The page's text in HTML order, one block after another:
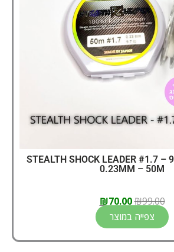
STEALTH SHOCK LEADER #1.7 –
0.23MM – 50M
₪99.00
₪70.00
צפייה במוצר